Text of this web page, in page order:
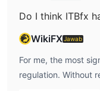
Do I think ITBfx
WikiFXJawab
For me, the most
regulation. Without